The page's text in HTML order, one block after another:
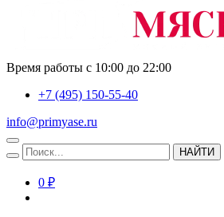
Время работы с 10:00 до 22:00
+7 (495) 150-55-40
info@primyase.ru
НАЙТИ
0 ₽